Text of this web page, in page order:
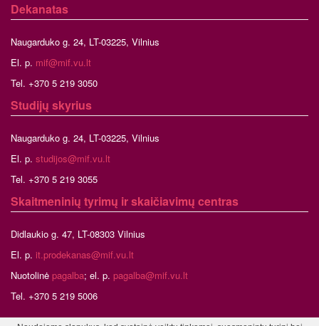
Dekanatas
Naugarduko g. 24, LT-03225, Vilnius
El. p. mif@mif.vu.lt
Tel. +370 5 219 3050
Studijų skyrius
Naugarduko g. 24, LT-03225, Vilnius
El. p. studijos@mif.vu.lt
Tel. +370 5 219 3055
Skaitmeninių tyrimų ir skaičiavimų centras
Didlaukio g. 47, LT-08303 Vilnius
El. p. it.prodekanas@mif.vu.lt
Nuotolinė pagalba; el. p. pagalba@mif.vu.lt
Tel. +370 5 219 5006